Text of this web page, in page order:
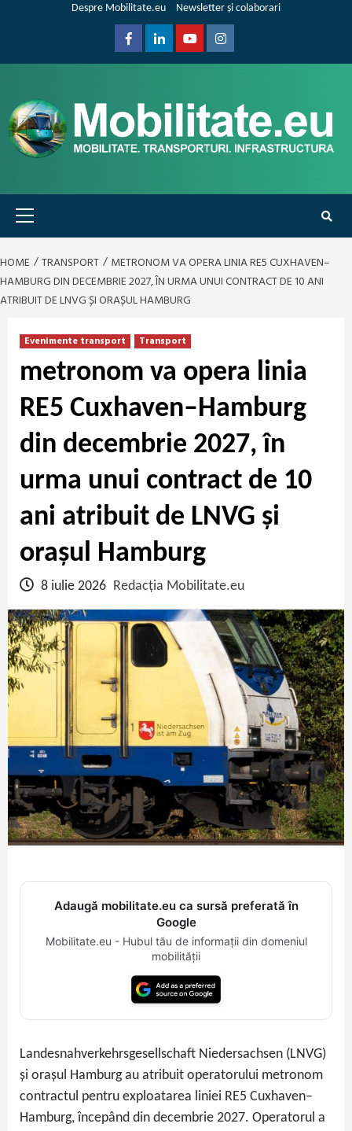
Despre Mobilitate.eu Newsletter și colaborari
FacebookLinkedinYoutubeInstagram
Primary
Menu
HOME TRANSPORT
METRONOM VA OPERA LINIA RE5 CUXHAVEN–
HAMBURG DIN DECEMBRIE 2027, ÎN URMA UNUI CONTRACT DE 10 ANI
ATRIBUIT DE LNVG ȘI ORAȘUL HAMBURG
Evenimente transport Transport
metronom va opera linia
RE5 Cuxhaven–Hamburg
din decembrie 2027, în
urma unui contract de 10
ani atribuit de LNVG și
orașul Hamburg
8 iulie 2026 Redacția Mobilitate.eu
Adaugă mobilitate.eu ca sursă preferată în
Google
Mobilitate.eu - Hubul tău de informații din domeniul
mobilității
Landesnahverkehrsgesellschaft Niedersachsen (LNVG)
și orașul Hamburg au atribuit operatorului metronom
contractul pentru exploatarea liniei RE5 Cuxhaven–
Hamburg, începând din decembrie 2027. Operatorul a